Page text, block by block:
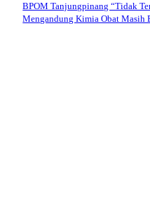
BPOM Tanjungpinang “Tidak
Mengandung Kimia Obat Masih